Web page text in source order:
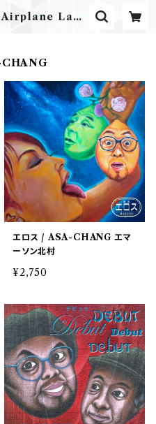
Labe
CHANG
エロス / ASA-CHANG エマ
ーソン北村
¥2,750